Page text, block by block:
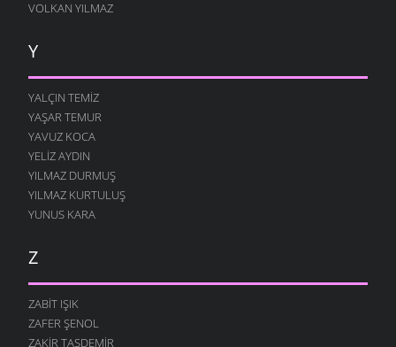
VOLKAN YILMAZ
Y
YALÇIN TEMIZ
YAŞAR TEMUR
YAVUZ KOCA
YELIZ AYDIN
YILMAZ DURMUŞ
YILMAZ KURTULUŞ
YUNUS KARA
Z
ZABIT IŞIK
ZAFER ŞENOL
ZAKIR TAŞDEMIR